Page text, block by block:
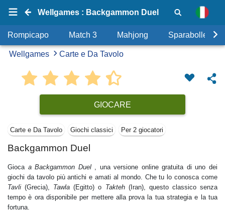
Wellgames : Backgammon Duel
Rompicapo Match 3 Mahjong Sparabolle
Wellgames Carte e Da Tavolo
GIOCARE
Carte e Da Tavolo Giochi сlassici Per 2 giocatori
Backgammon Duel
Gioca a Backgammon Duel, una versione online gratuita di uno dei
giochi da tavolo più antichi e amati al mondo. Che tu lo conosca come
Tavli (Grecia), Tawla (Egitto) o Takteh(Iran), questo classico senza
tempo è ora disponibile per mettere alla prova la tua strategia e la tua
fortuna.